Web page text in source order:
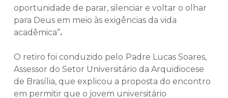
oportunidade de parar, silenciar e voltar o olhar
para Deus em meio às exigências da vida
acadêmica”.
O retiro foi conduzido pelo Padre Lucas Soares,
Assessor do Setor Universitário da Arquidiocese
de Brasília, que explicou a proposta do encontro
em permitir que o jovem universitário